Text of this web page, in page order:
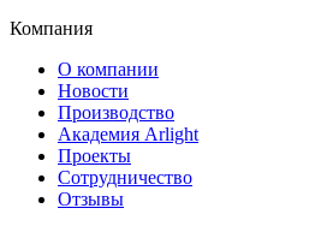
Компания
О компании
Новости
Производство
Академия Arlight
Проекты
Сотрудничество
Отзывы